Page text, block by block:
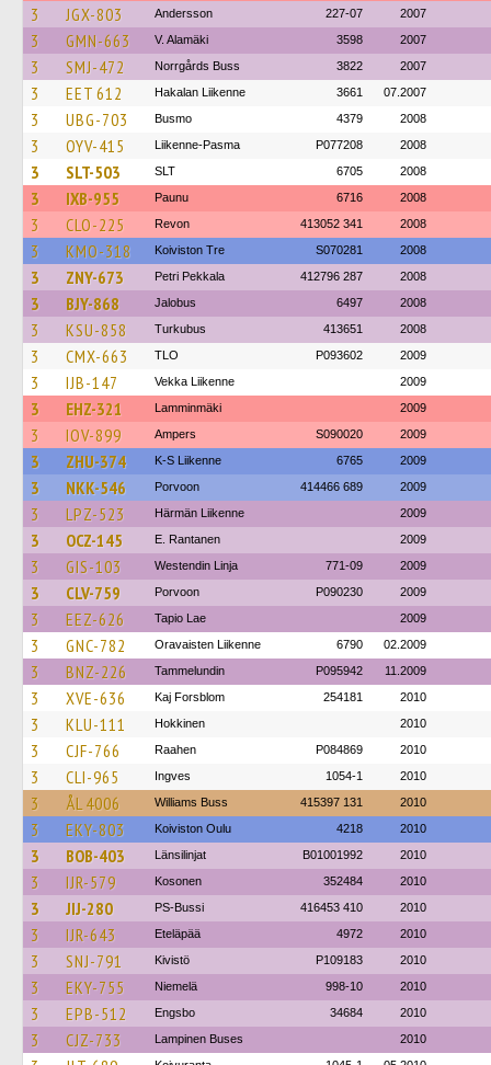
3 JGX-803 Andersson 227-07 2007
3 GMN-663 V. Alamäki 3598 2007
3 SMJ-472 Norrgårds Buss 3822 2007
3 EET 612 Hakalan Liikenne 3661 07.2007
3 UBG-703 Busmo 4379 2008
3 OYV-415 Liikenne-Pasma P077208 2008
3 SLT-503 SLT 6705 2008
3 IXB-955 Paunu 6716 2008
3 CLO-225 Revon 413052 341 2008
3 KMO-318 Koiviston Tre S070281 2008
3 ZNY-673 Petri Pekkala 412796 287 2008
3 BJY-868 Jalobus 6497 2008
3 KSU-858 Turkubus 413651 2008
3 CMX-663 TLO P093602 2009
3 IJB-147 Vekka Liikenne 2009
3 EHZ-321 Lamminmäki 2009
3 IOV-899 Ampers S090020 2009
3 ZHU-374 K-S Liikenne 6765 2009
3 NKK-546 Porvoon 414466 689 2009
3 LPZ-523 Härmän Liikenne 2009
3 OCZ-145 E. Rantanen 2009
3 GIS-103 Westendin Linja 771-09 2009
3 CLV-759 Porvoon P090230 2009
3 EEZ-626 Tapio Lae 2009
3 GNC-782 Oravaisten Liikenne 6790 02.2009
3 BNZ-226 Tammelundin P095942 11.2009
3 XVE-636 Kaj Forsblom 254181 2010
3 KLU-111 Hokkinen 2010
3 CJF-766 Raahen P084869 2010
3 CLI-965 Ingves 1054-1 2010
3 ÅL 4006 Williams Buss 415397 131 2010
3 EKY-803 Koiviston Oulu 4218 2010
3 BOB-403 Länsilinjat B01001992 2010
3 IJR-579 Kosonen 352484 2010
3 JIJ-280 PS-Bussi 416453 410 2010
3 IJR-643 Eteläpää 4972 2010
3 SNJ-791 Kivistö P109183 2010
3 EKY-755 Niemelä 998-10 2010
3 EPB-512 Engsbo 34684 2010
3 CJZ-733 Lampinen Buses 2010